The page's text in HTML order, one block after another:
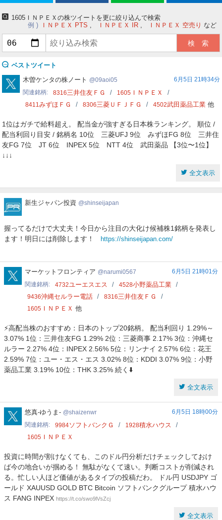
1605ＩＮＰＥＸの株ツイートを更に絞り込んで検索
例
ＩＮＰＥＸ PTS ＩＮＰＥＸ IR ＩＮＰＥＸ 空売り など
ベストツイート
09aoi05
木曽ケンタの株ノート 09aoi05
6月5日 21時34分
関連銘柄
8316三井住友ＦＧ 1605 ＩＮＰＥＸ
8411みずほＦＧ 8306三菱ＵＦＪＦＧ 4502武田薬品工業 他
1位はガチで給料超え。 配当金が強すぎる日本株ランキング。 順位 /
配当利回り目安 / 銘柄名 10位 三菱UFJ 9位 みずほFG 8位 三井住
友FG 7位 JT 6位 INPEX 5位 NTT 4位 武田薬品 【3位〜1位】
↓↓↓
全文表示
新
ャ
パ
資
新生ジャパン投資 shinseijapan
握ってるだけで大丈夫！今日から注目の大化け候補株1銘柄を発表し
ます！明日には削除します！
https://shinseijapan.com/
narumi0567
マーケットフロンティア narumi0567
6月5日 21時01分
関連銘柄
4732ユーエスエス 4528小野薬品工業
9436沖縄セルラー電話 8316三井住友ＦＧ
1605 ＩＮＰＥＸ 他
⚡️高配当株のおすすめ：日本のトップ20銘柄。 配当利回り 1.29%～
3.07% 1位：三井住友FG 1.29% 2位：三菱商事 2.17% 3位：沖縄セ
ルラー 2.27% 4位：INPEX 2.56% 5位：リンナイ 2.57% 6位：花王
2.59% 7位：ユー・エス・エス 3.02% 8位：KDDI 3.07% 9位：小野
薬品工業 3.19% 10位：THK 3.25% 続く⬇️
全文表示
shaizenwr
悠真-ゆうま- shaizenwr
6月5日 18時00分
関連銘柄
9984ソフトバンクＧ 1928積水ハウス
1605 ＩＮＰＥＸ
投資に時間が割けなくても、このドル円分析だけチェックしておけ
ば今の地合いが掴める！ 無駄がなくて速い。判断コストが削減され
る。忙しい人ほど価値があるタイプの投稿だわ。 ドル円 USDJPY ゴ
ールド XAUUSD GOLD BTC Bitcoin ソフトバンクグループ 積水ハウ
ス FANG INPEX https://t.co/swo9lVsZcj
全文表示